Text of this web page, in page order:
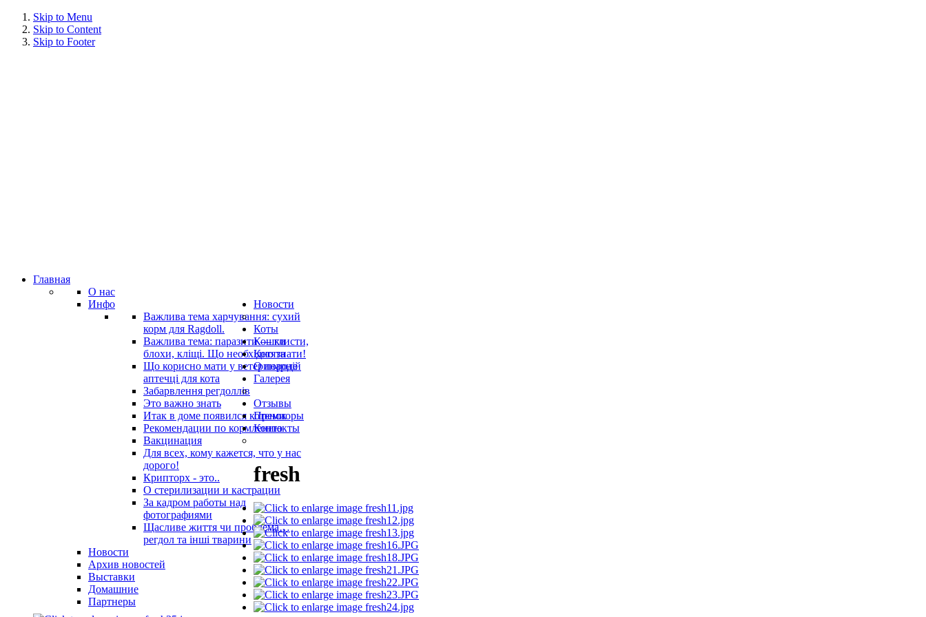
Skip to Menu
Skip to Content
Skip to Footer
Главная
О нас
Инфо
Важлива тема харчування: сухий
корм для Ragdoll.
Важлива тема: паразити — глисти,
блохи, кліщі. Що необхідно знати!
Що корисно мати у ветеринарнiй
аптечцi для кота
Забарвлення регдоллів
Это важно знать
Итак в доме появился котенок
Рекомендации по кормлению
Вакцинация
Для всех, кому кажется, что у нас
дорого!
Крипторх - это..
О стерилизации и кастрации
За кадром работы над
фотографиями
Щасливе життя чи проблема…
регдол та інші тварини
Новости
Новости
Архив новостей
Коты
Кошки
Котята
О породе
Галерея
Выставки
Домашние
Отзывы
Премиоры
Контакты
Партнеры
fresh